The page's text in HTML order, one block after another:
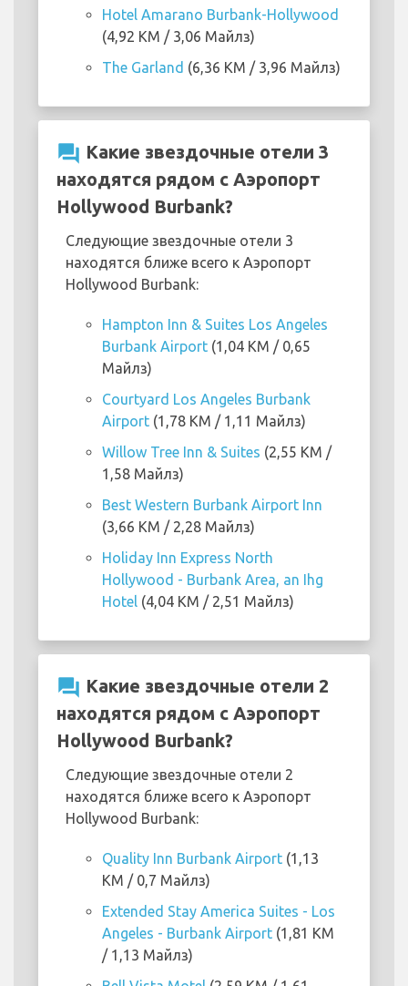
Hotel Amarano Burbank-Hollywood
(4,92 KM / 3,06 Майлз)
The Garland (6,36 KM / 3,96 Майлз)
question_answer Какие звездочные отели 3
находятся рядом с Аэропорт
Hollywood Burbank?
Следующие звездочные отели 3
находятся ближе всего к Аэропорт
Hollywood Burbank:
Hampton Inn & Suites Los Angeles
Burbank Airport (1,04 KM / 0,65
Майлз)
Courtyard Los Angeles Burbank
Airport (1,78 KM / 1,11 Майлз)
Willow Tree Inn & Suites (2,55 KM /
1,58 Майлз)
Best Western Burbank Airport Inn
(3,66 KM / 2,28 Майлз)
Holiday Inn Express North
Hollywood - Burbank Area, an Ihg
Hotel (4,04 KM / 2,51 Майлз)
question_answer Какие звездочные отели 2
находятся рядом с Аэропорт
Hollywood Burbank?
Следующие звездочные отели 2
находятся ближе всего к Аэропорт
Hollywood Burbank:
Quality Inn Burbank Airport (1,13
KM / 0,7 Майлз)
Extended Stay America Suites - Los
Angeles - Burbank Airport (1,81 KM
/ 1,13 Майлз)